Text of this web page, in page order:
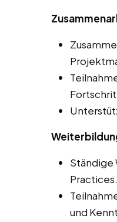
Ständige
Practices.
und